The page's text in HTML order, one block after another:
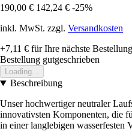
190,00 € 142,24 € -25%
inkl. MwSt. zzgl. Versandkosten
+7,11 € für Ihre nächste
Bestellung gutgeschrieben
Loading...
Beschreibung
Unser hochwertiger neutraler
innovativsten Komponenten, die
in einer langlebigen wasserfesten